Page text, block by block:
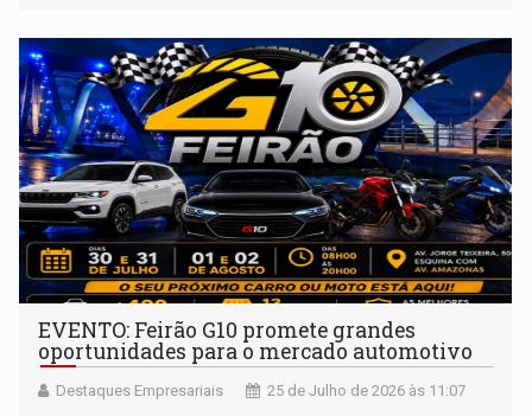
EVENTO: Feirão G10 promete grandes
oportunidades para o mercado automotivo
Destaques Empresariais 25 de Julho de 2026 às 11:07